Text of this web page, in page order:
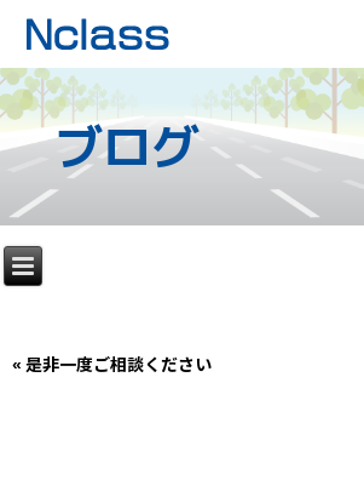
ブログ
« 是非一度ご相談ください